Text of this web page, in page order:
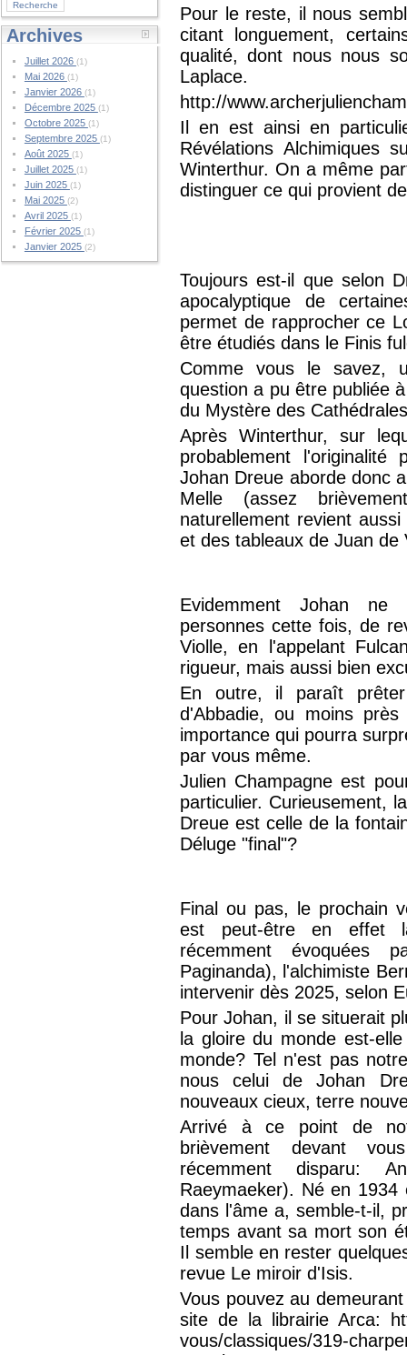
Archives
Juillet 2026 (1)
Mai 2026 (1)
Janvier 2026 (1)
Décembre 2025 (1)
Octobre 2025 (1)
Septembre 2025 (1)
Août 2025 (1)
Juillet 2025 (1)
Juin 2025 (1)
Mai 2025 (2)
Avril 2025 (1)
Février 2025 (1)
Janvier 2025 (2)
Pour le reste, il nous
citant longuement,
qualité, dont nous nous
Laplace.
http://
Il en est ainsi en
Révélations
Winterthur. On a même
distinguer ce qui provient
Toujours est-il que selon
apocalyptique de
permet de rapprocher ce
être étudiés dans le Finis
Comme vous le savez,
question a pu être publiée
du Mystère des
Après Winterthur, sur
probablement
Johan Dreue aborde donc
Melle (assez
naturellement revient
et des tableaux de Juan
Evidemment Johan ne
personnes cette fois, de
Violle, en l'appelant
rigueur, mais aussi bien
En outre, il paraît
d'Abbadie, ou moins
importance qui pourra
par vous même.
Julien Champagne est
particulier. Curieusement,
Dreue est celle de la
Déluge "final"?
Final ou pas, le prochain
est peut-être en effet
récemment évoquées
Paginanda), l'alchimiste
intervenir dès 2025, selon
Pour Johan, il se situerait
la gloire du monde est-
monde? Tel n'est pas
nous celui de Johan
nouveaux cieux, terre
Arrivé à ce point de
brièvement devant
récemment disparu:
Raeymaeker). Né en
dans l'âme a, semble-t-il,
temps avant sa mort son
Il semble en rester
revue Le miroir d'Isis.
Vous pouvez au
site de la librairie Arca:
vous/classiques/319-